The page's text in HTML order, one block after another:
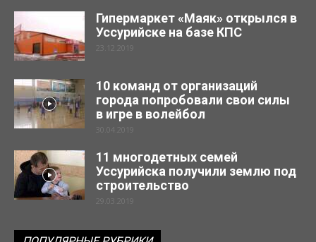
Гипермаркет «Маяк» открылся в
Уссурийске на базе КПС
23.12.2019
10 команд от организаций
города попробовали свои силы
в игре в волейбол
30.04.2019
11 многодетных семей
Уссурийска получили землю под
строительство
29.03.2019